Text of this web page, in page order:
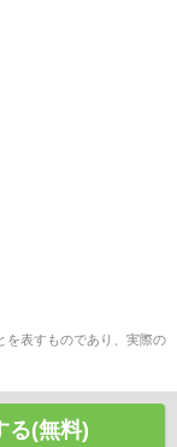
を表すものであり、実際の
る(無料)